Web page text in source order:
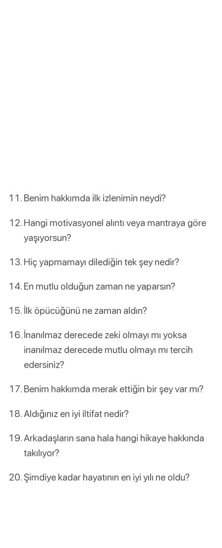
Benim hakkımda ilk izlenimin neydi?
Hangi motivasyonel alıntı veya mantraya göre
yaşıyorsun?
Hiç yapmamayı dilediğin tek şey nedir?
En mutlu olduğun zaman ne yaparsın?
İlk öpücüğünü ne zaman aldın?
İnanılmaz derecede zeki olmayı mı yoksa
inanılmaz derecede mutlu olmayı mı tercih
edersiniz?
Benim hakkımda merak ettiğin bir şey var mı?
Aldığınız en iyi iltifat nedir?
Arkadaşların sana hala hangi hikaye hakkında
takılıyor?
Şimdiye kadar hayatının en iyi yılı ne oldu?